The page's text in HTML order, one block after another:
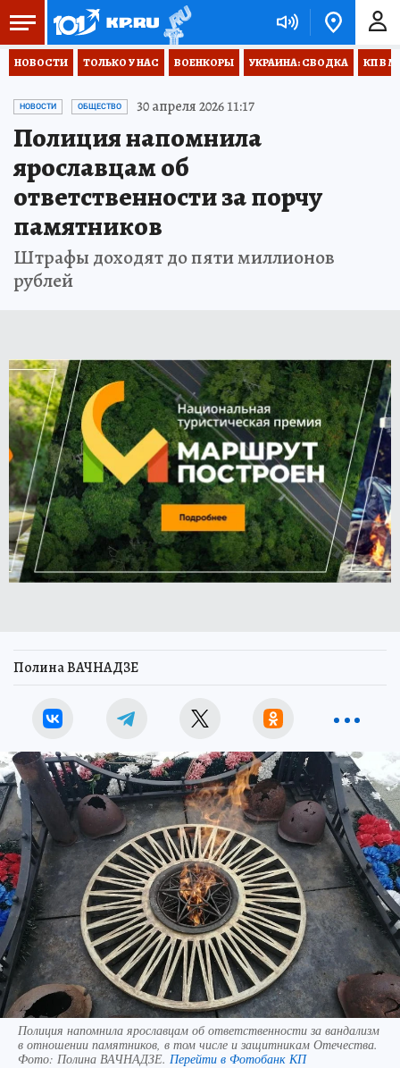
НОВОСТИ ТОЛЬКО У НАС ВОЕНКОРЫ УКРАИНА: СВОДКА КП В
НОВОСТИ ОБЩЕСТВО 30 апреля 2026 11:17
Полиция напомнила
ярославцам об
ответственности за порчу
памятников
Штрафы доходят до пяти миллионов
рублей
Полина ВАЧНАДЗЕ
Полиция напомнила ярославцам об ответственности за вандализм
в отношении памятников, в том числе и защитникам Отечества.
Фото: Полина ВАЧНАДЗЕ. Перейти в Фотобанк КП